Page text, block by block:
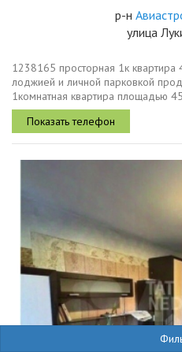
р-н
улица
1238165 просторная 1к
лоджией и личной парковкой
1комнатная квартира площадью
комфорткласса красное яблоко
авиастроительный район....